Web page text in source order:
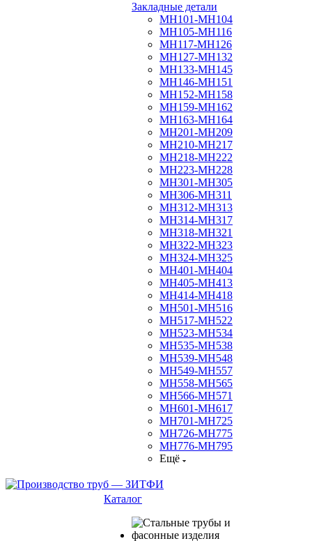
Закладные детали
МН101-МН104
МН105-МН116
МН117-МН126
МН127-МН132
МН133-МН145
МН146-МН151
МН152-МН158
МН159-МН162
МН163-МН164
МН201-МН209
МН210-МН217
МН218-МН222
МН223-МН228
МН301-МН305
МН306-МН311
МН312-МН313
МН314-МН317
МН318-МН321
МН322-МН323
МН324-МН325
МН401-МН404
МН405-МН413
МН414-МН418
МН501-МН516
МН517-МН522
МН523-МН534
МН535-МН538
МН539-МН548
МН549-МН557
МН558-МН565
МН566-МН571
МН601-МН617
МН701-МН725
МН726-МН775
МН776-МН795
Ещё
Каталог